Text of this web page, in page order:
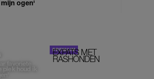
ogen'
favoriete
houd ik
EXPATS MET
RASHONDEN